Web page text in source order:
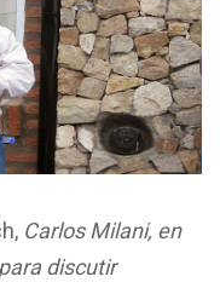
Carlos Milani, en
discutir